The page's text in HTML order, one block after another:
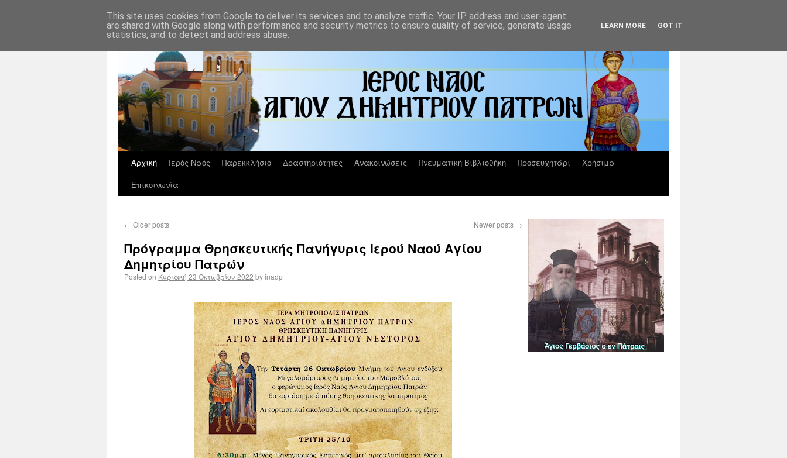
Αρχική Ιερός Ναός Παρεκκλήσιο Δραστηριότητες Ανακοινώσεις Πνευματική Βιβλιοθήκη Προσευχητάρι
Χρήσιμα
Επικοινωνία
Newer posts →
← Older posts
Πρόγραμμα Θρησκευτικής Πανήγυρις Ιερού Ναού Αγίου
Δημητρίου Πατρών
Posted on Κυριακή 23 Οκτωβρίου 2022 byinadp
This site uses cookies from Google to deliver its services and to analyze traffic. Your IP address and user-agent
are shared with Google along with performance and security metrics to ensure quality of service, generate usage
statistics, and to detect and address abuse.
LEARN MORE GOT IT